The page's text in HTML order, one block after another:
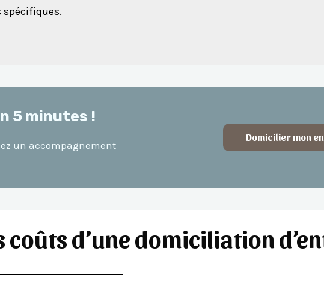
5 minutes !
un accompagnement
Domicilier mon
d’une domiciliation